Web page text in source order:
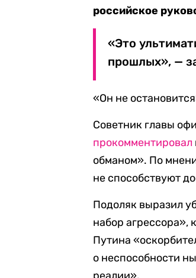
российское
«Это
прошлых», —
«Он не
Советник главы
прокомментировал
обманом». По
не способствуют
Подоляк выразил
набор агрессора»,
Путина
о неспособности